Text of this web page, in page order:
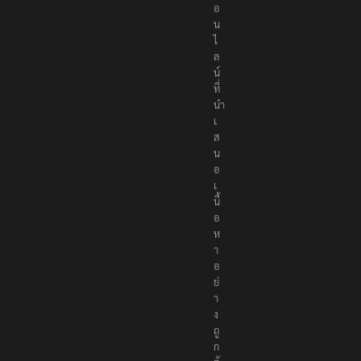
น
ไ
ล
น์
ที่
นำ
เ
ส
น
อ
เ
นื้
อ
ห
า
อ
ย่
า
ง
ถู
ก
ต้